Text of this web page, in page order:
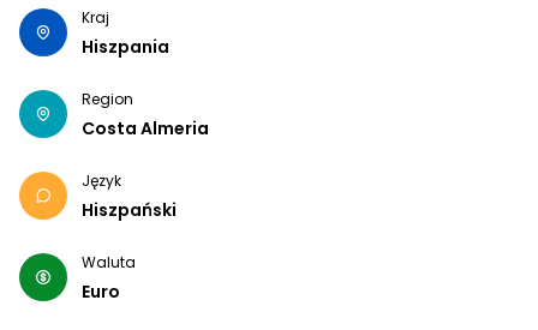
Kraj
Hiszpania
Region
Costa Almeria
Język
Hiszpański
Waluta
Euro